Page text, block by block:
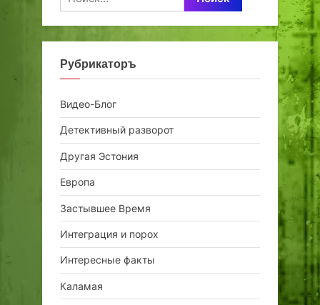
Рубрикаторъ
Видео-Блог
Детективный разворот
Другая Эстония
Европа
Застывшее Время
Интеграция и порох
Интересные факты
Каламая